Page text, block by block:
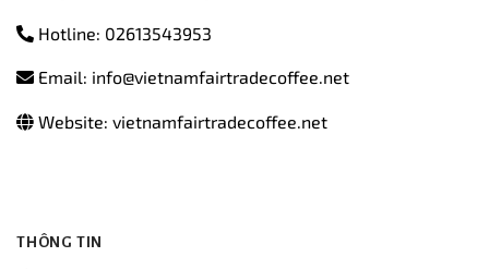
Hotline: 02613543953
Email: info@vietnamfairtradecoffee.net
Website: vietnamfairtradecoffee.net
THÔNG TIN